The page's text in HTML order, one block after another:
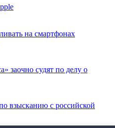
на смартфонах
заочно судят по делу о
взысканию с российской